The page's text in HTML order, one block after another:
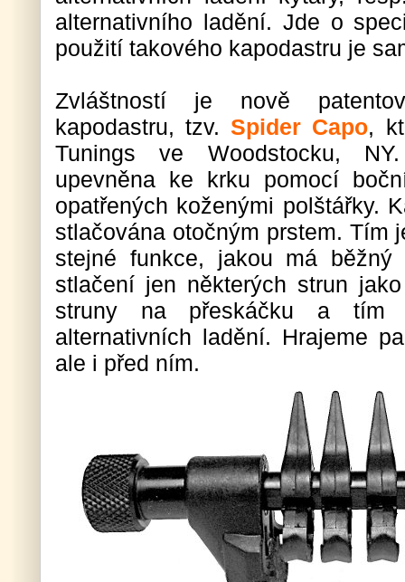
alternativního ladění. Jde o
použití takového kapodastru je
Zvláštností je nově
kapodastru, tzv.Spider Capo,
Tunings ve Woodstocku,
upevněna ke krku pomocí
opatřených koženými polštářky.
stlačována otočným prstem. Tím
stejné funkce, jakou má
stlačení jen některých strun
struny na přeskáčku a tím
alternativních ladění. Hrajeme
ale i před ním.